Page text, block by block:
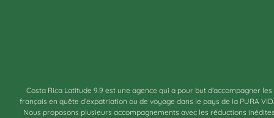
Costa Rica Latitude 9.9 est une agence qui a pour but d’accompagner les
français en quête d’expatriation ou de voyage dans le pays de la PURA
Nous proposons plusieurs accompagnements avec les réductions